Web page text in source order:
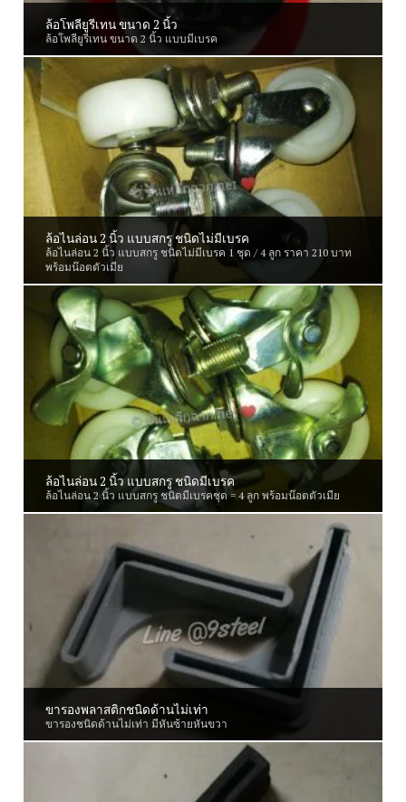
ล้อโพลียูรีเทน ขนาด 2 นิ้ว
ล้อโพลียูรีเทน ขนาด 2 นิ้ว แบบมีเบรค
ล้อไนล่อน 2 นิ้ว แบบสกรู ชนิดไม่มีเบรค
ล้อไนล่อน 2 นิ้ว แบบสกรู ชนิดไม่มีเบรค 1 ชุด / 4 ลูก ราคา 210 บาท
พร้อมน๊อตตัวเมีย
ล้อไนล่อน 2 นิ้ว แบบสกรู ชนิดมีเบรค
ล้อไนล่อน 2 นิ้ว แบบสกรู ชนิดมีเบรคชุด = 4 ลูก พร้อมน๊อตตัวเมีย
ขารองพลาสติกชนิดด้านไม่เท่า
ขารองชนิดด้านไม่เท่า มีหันซ้ายหันขวา